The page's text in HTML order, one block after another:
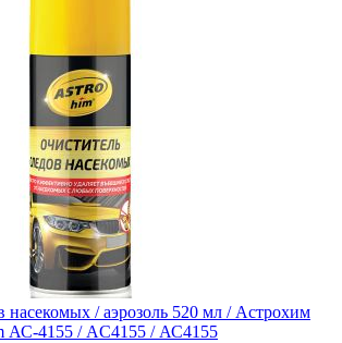
насекомых / аэрозоль 520 мл / Астрохим
АС-4155 / AC4155 / АС4155